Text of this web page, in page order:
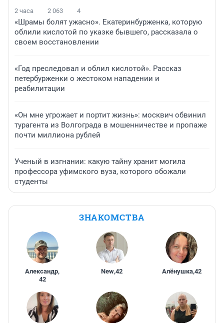
2 часа 2 063 4
«Шрамы болят ужасно». Екатеринбурженка, которую
облили кислотой по указке бывшего, рассказала о
своем восстановлении
«Год преследовал и облил кислотой». Рассказ
петербурженки о жестоком нападении и
реабилитации
«Он мне угрожает и портит жизнь»: москвич обвинил
турагента из Волгограда в мошенничестве и пропаже
почти миллиона рублей
Ученый в изгнании: какую тайну хранит могила
профессора уфимского вуза, которого обожали
студенты
ЗНАКОМСТВА
Александр,
42
New,42 Алёнушка,42